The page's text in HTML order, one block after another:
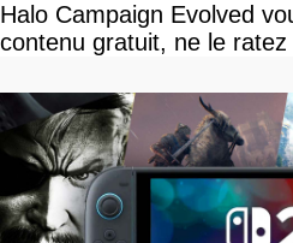
Halo Campaign Evolved
contenu gratuit, ne le ratez